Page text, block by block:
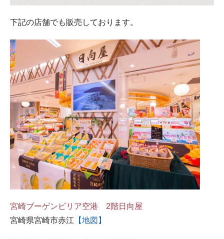
下記の店舗でも販売しております。
宮崎ブーゲンビリア空港 2階日向屋
宮崎県宮崎市赤江 【地図】